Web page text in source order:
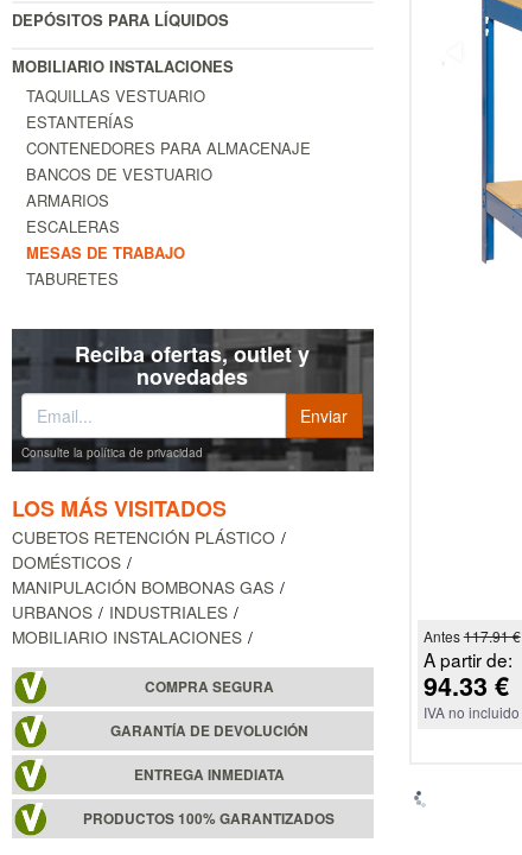
DEPÓSITOS PARA LÍQUIDOS
MOBILIARIO INSTALACIONES
TAQUILLAS VESTUARIO
ESTANTERÍAS
CONTENEDORES PARA ALMACENAJE
BANCOS DE VESTUARIO
ARMARIOS
ESCALERAS
MESAS DE TRABAJO
TABURETES
Reciba ofertas, outlet y
novedades
Consulte la política de privacidad
LOS MÁS VISITADOS
CUBETOS RETENCIÓN PLÁSTICO
DOMÉSTICOS
MANIPULACIÓN BOMBONAS GAS
URBANOS
INDUSTRIALES
MOBILIARIO INSTALACIONES
COMPRA SEGURA
GARANTÍA DE DEVOLUCIÓN
ENTREGA INMEDIATA
PRODUCTOS 100% GARANTIZADOS
Antes117.91 €
A partir de:
94.33 €
IVA no incluido